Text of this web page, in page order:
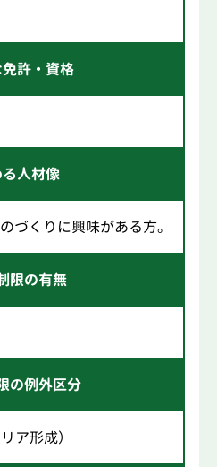
許・資格
人材像
づくりに興味がある方。
限の有無
の例外区分
ア形成）